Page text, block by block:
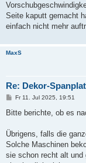
Seite kaputt gemacht
einfach nicht mehr
MaxS
Re: Dekor-
B
i
a
Fr 11. Jul 2025, 19:51
Bitte berichte, ob es
Übrigens, falls die
Solche Maschinen
sie schon recht alt und